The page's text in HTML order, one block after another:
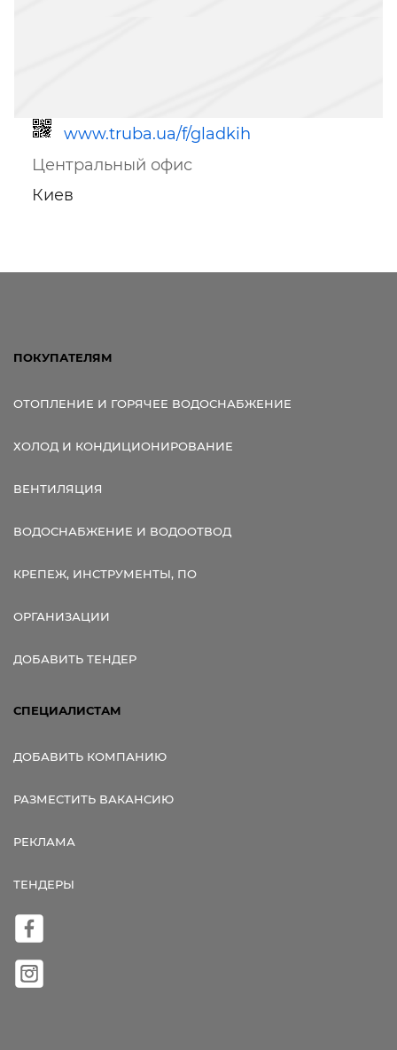
www.truba.ua/f/gladkih
Центральный офис
Киев
ПОКУПАТЕЛЯМ
ОТОПЛЕНИЕ И ГОРЯЧЕЕ ВОДОСНАБЖЕНИЕ
ХОЛОД И КОНДИЦИОНИРОВАНИЕ
ВЕНТИЛЯЦИЯ
ВОДОСНАБЖЕНИЕ И ВОДООТВОД
КРЕПЕЖ, ИНСТРУМЕНТЫ, ПО
ОРГАНИЗАЦИИ
ДОБАВИТЬ ТЕНДЕР
СПЕЦИАЛИСТАМ
ДОБАВИТЬ КОМПАНИЮ
РАЗМЕСТИТЬ ВАКАНСИЮ
РЕКЛАМА
ТЕНДЕРЫ